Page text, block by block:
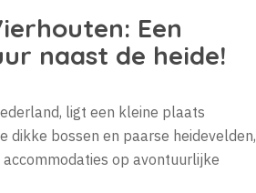
Een
naast de heide!
ligt een kleine plaats
dikke bossen en paarse heidevelden,
op avontuurlijke